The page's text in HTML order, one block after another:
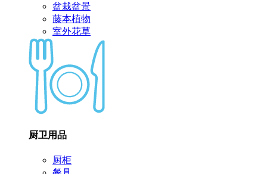
盆栽盆景
藤本植物
室外花草
厨卫用品
厨柜